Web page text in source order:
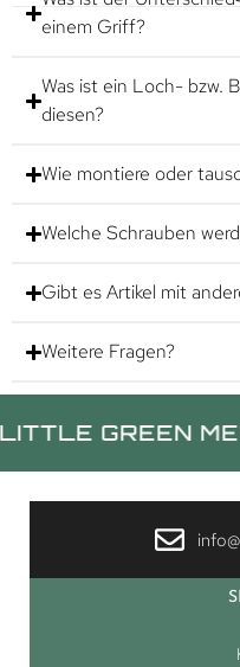
einem Griff?
Was ist ein Loch- bzw.
diesen?
Wie montiere oder
Welche Schrauben
Gibt es Artikel mit
Weitere Fragen?
GREEN MEN.